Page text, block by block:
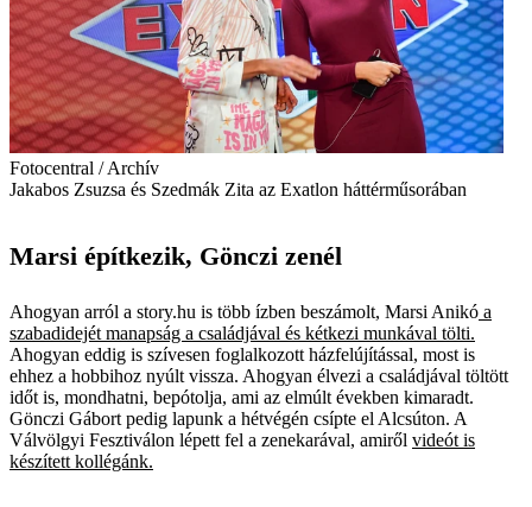
Fotocentral / Archív
Jakabos Zsuzsa és Szedmák Zita az Exatlon háttérműsorában
Marsi építkezik, Gönczi zenél
Ahogyan arról a story.hu is több ízben beszámolt, Marsi Anikó a
szabadidejét manapság a családjával és kétkezi munkával tölti.
Ahogyan eddig is szívesen foglalkozott házfelújítással, most is
ehhez a hobbihoz nyúlt vissza. Ahogyan élvezi a családjával töltött
időt is, mondhatni, bepótolja, ami az elmúlt években kimaradt.
Gönczi Gábort pedig lapunk a hétvégén csípte el Alcsúton. A
Válvölgyi Fesztiválon lépett fel a zenekarával, amiről videót is
készített kollégánk.